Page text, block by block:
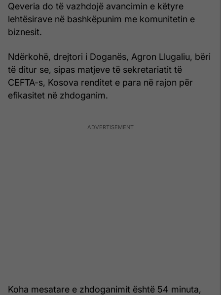
Qeveria do të vazhdojë avancimin e këtyre
lehtësirave në bashkëpunim me komunitetin e
biznesit.
Ndërkohë, drejtori i Doganës, Agron Llugaliu, bëri
të ditur se, sipas matjeve të sekretariatit të
CEFTA-s, Kosova renditet e para në rajon për
efikasitet në zhdoganim.
Koha mesatare e zhdoganimit është 54 minuta,